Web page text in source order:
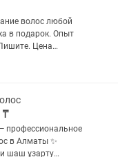
волос любой
в подарок. Опыт
Цена
50.000.Выезд
₸
профессиональное
в Алматы ✨
шаш ұзарту